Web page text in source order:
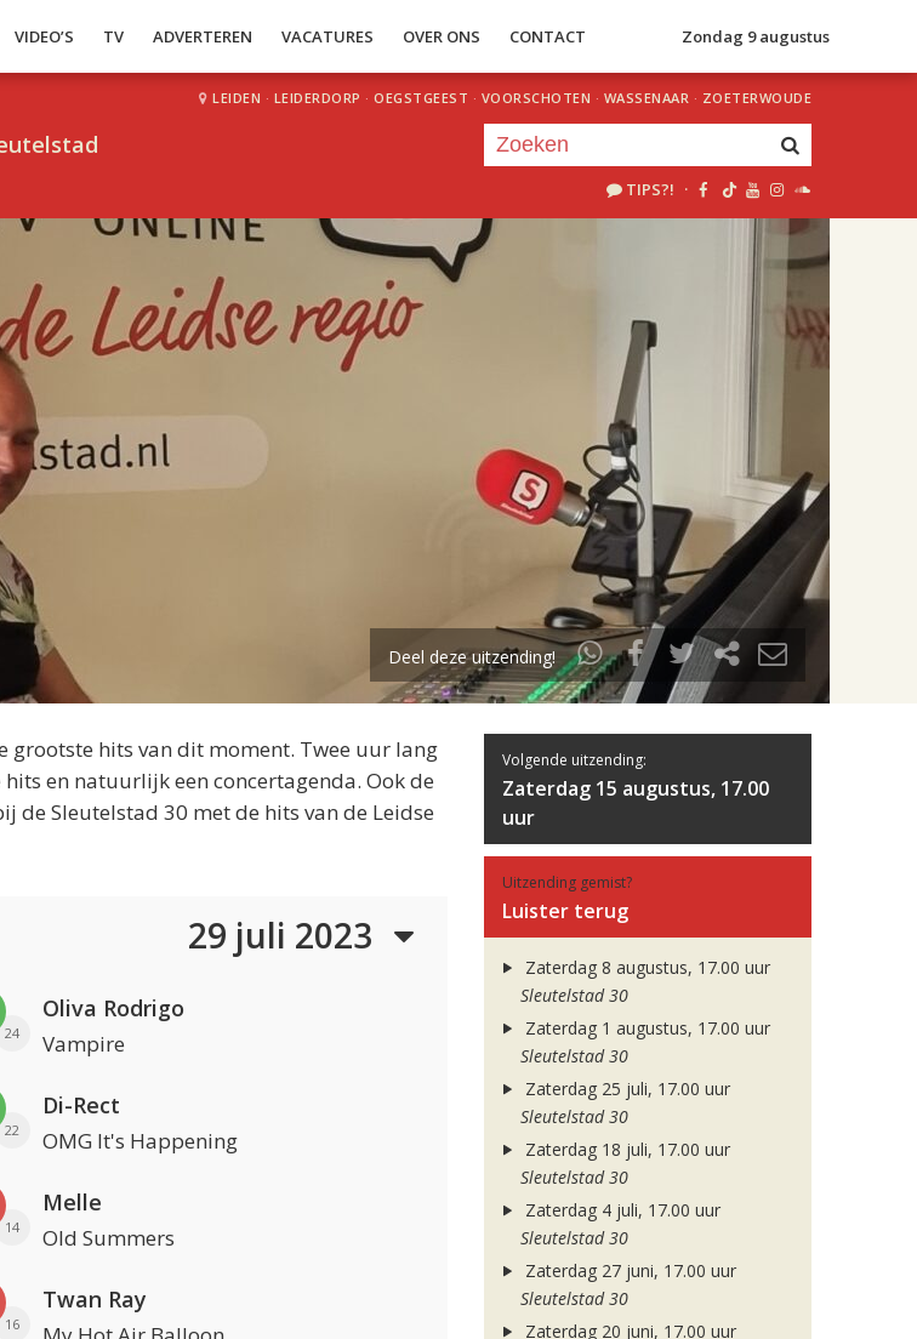
VIDEO’S TV ADVERTEREN VACATURES OVER ONS CONTACT Zondag 9 augustus
LEIDEN · LEIDERDORP · OEGSTGEEST · VOORSCHOTEN · WASSENAAR · ZOETERWOUDE
TIPS?! ·
uur 1 van 2
Volgend uur
Deel deze uitzending!
hits van dit moment. Twee uur lang
en natuurlijk een concertagenda. Ook de
de Sleutelstad 30 met de hits van de Leidse
29 juli 2023
24
Oliva Rodrigo
Vampire
22
Di-Rect
OMG It's Happening
14
Melle
Old Summers
16
Twan Ray
Volgende uitzending:
Zaterdag 15 augustus, 17.00
uur
Uitzending gemist?
Luister terug
Zaterdag 8 augustus, 17.00 uur
Sleutelstad 30
Zaterdag 1 augustus, 17.00 uur
Sleutelstad 30
Zaterdag 25 juli, 17.00 uur
Sleutelstad 30
Zaterdag 18 juli, 17.00 uur
Sleutelstad 30
Zaterdag 4 juli, 17.00 uur
Sleutelstad 30
Zaterdag 27 juni, 17.00 uur
Sleutelstad 30
Zaterdag 20 juni, 17.00 uur